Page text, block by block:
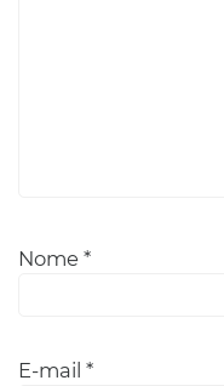
Nome *
E-mail *